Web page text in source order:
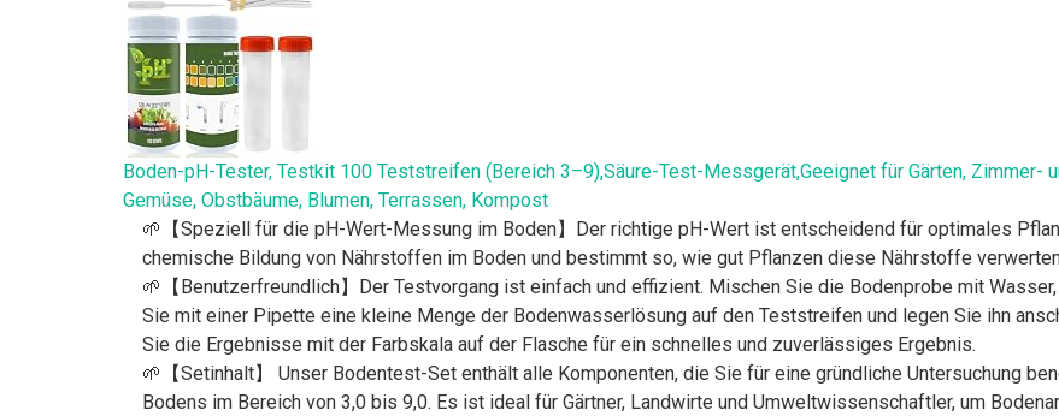
Boden-pH-Tester, Testkit 100 Teststreifen (Bereich 3–9),Säure-Test-Messgerät,Geeignet für Gärten, Zimmer-
Gemüse, Obstbäume, Blumen, Terrassen, Kompost
🌱【Speziell für die pH-Wert-Messung im Boden】Der richtige pH-Wert ist entscheidend für optimales
chemische Bildung von Nährstoffen im Boden und bestimmt so, wie gut Pflanzen diese Nährstoffe
🌱【Benutzerfreundlich】Der Testvorgang ist einfach und effizient. Mischen Sie die Bodenprobe mit
Sie mit einer Pipette eine kleine Menge der Bodenwasserlösung auf den Teststreifen und legen Sie ihn
Sie die Ergebnisse mit der Farbskala auf der Flasche für ein schnelles und zuverlässiges Ergebnis.
🌱【Setinhalt】 Unser Bodentest-Set enthält alle Komponenten, die Sie für eine gründliche Untersuchung
Bodens im Bereich von 3,0 bis 9,0. Es ist ideal für Gärtner, Landwirte und Umweltwissenschaftler, um